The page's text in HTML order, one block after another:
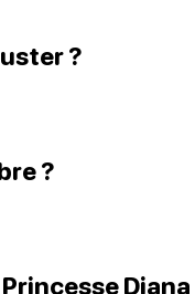
?
?
Diana